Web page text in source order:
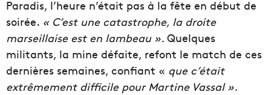
Paradis, l’heure n’était pas à la fête en début de
soirée. « C’est une catastrophe, la droite
marseillaise est en lambeau ». Quelques
militants, la mine défaite, refont le match de ces
dernières semaines, confiant « que c’était
extrêmement difficile pour Martine Vassal ».